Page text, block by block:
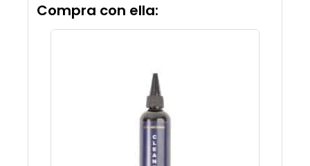
Compra con ella: